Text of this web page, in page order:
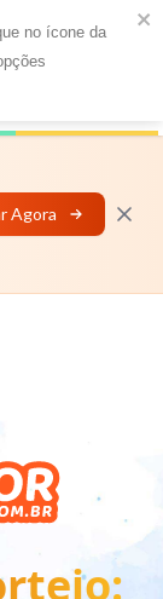
MENU
Agora
no ícone da